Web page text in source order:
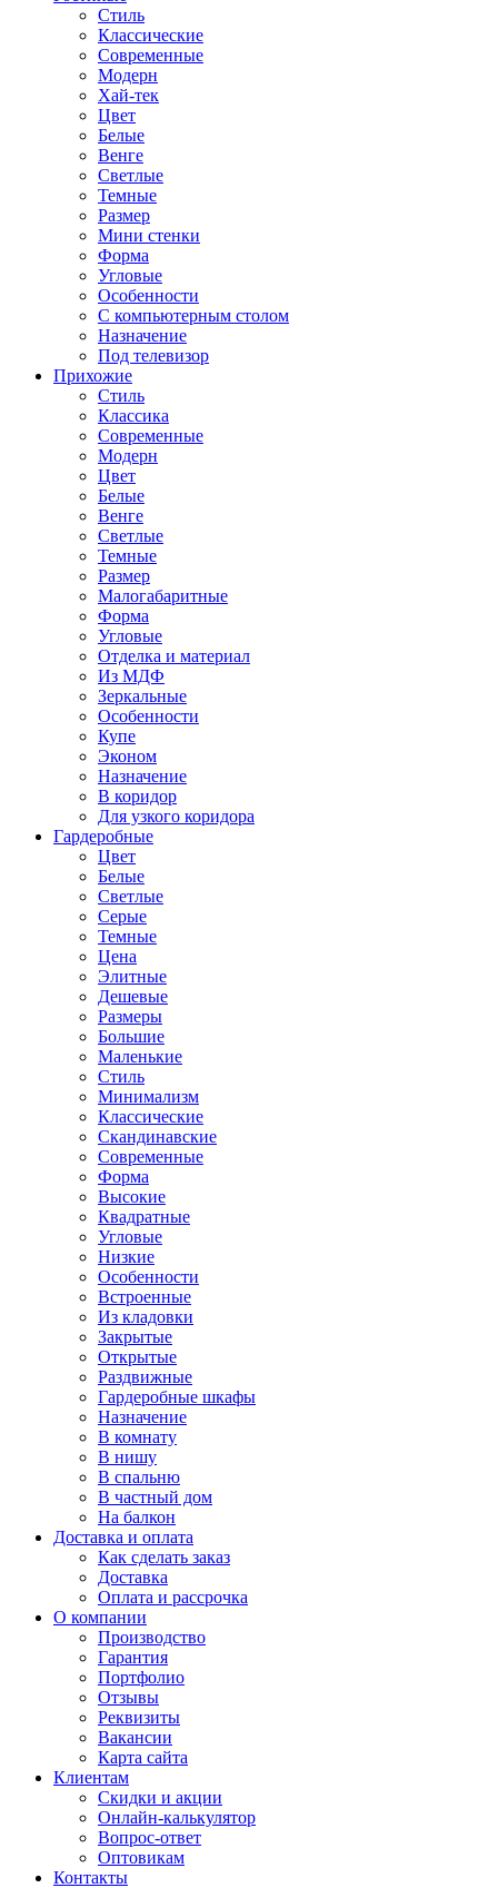
Стиль
Классические
Современные
Модерн
Хай-тек
Цвет
Белые
Венге
Светлые
Темные
Размер
Мини стенки
Форма
Угловые
Особенности
С компьютерным столом
Назначение
Под телевизор
Прихожие
Стиль
Классика
Современные
Модерн
Цвет
Белые
Венге
Светлые
Темные
Размер
Малогабаритные
Форма
Угловые
Отделка и материал
Из МДФ
Зеркальные
Особенности
Купе
Эконом
Назначение
В коридор
Для узкого коридора
Гардеробные
Цвет
Белые
Светлые
Серые
Темные
Цена
Элитные
Дешевые
Размеры
Большие
Маленькие
Стиль
Минимализм
Классические
Скандинавские
Современные
Форма
Высокие
Квадратные
Угловые
Низкие
Особенности
Встроенные
Из кладовки
Закрытые
Открытые
Раздвижные
Гардеробные шкафы
Назначение
В комнату
В нишу
В спальню
В частный дом
На балкон
Доставка и оплата
Как сделать заказ
Доставка
Оплата и рассрочка
О компании
Производство
Гарантия
Портфолио
Отзывы
Реквизиты
Вакансии
Карта сайта
Клиентам
Скидки и акции
Онлайн-калькулятор
Вопрос-ответ
Оптовикам
Контакты